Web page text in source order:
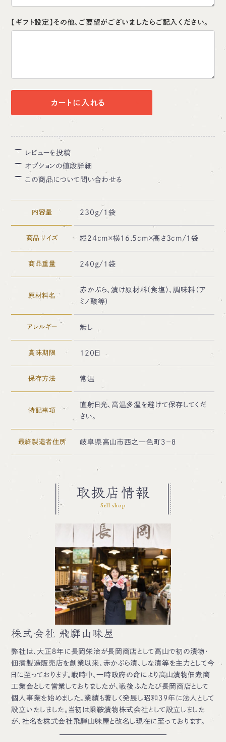
【ギフト設定】その他、ご要望がございましたらご記入ください。
カートに入れる
レビューを投稿
オプションの値段詳細
この商品について問い合わせる
内容量 230ｇ/1袋
商品サイズ 縦24cm×横16.5cm×高さ3cm/1袋
商品重量 240ｇ/1袋
原材料名
赤かぶら、漬け原材料(食塩）、調味料（ア
ミノ酸等）
アレルギー 無し
賞味期限 120日
保存方法 常温
特記事項
直射日光、高温多湿を避けて保存してくだ
さい。
最終製造者住所 岐阜県高山市西之一色町３－８
取扱店情報
Sell shop
株式会社 飛騨山味屋
弊社は、大正８年に長岡栄治が長岡商店として高山で初の漬物・
佃煮製造販売店を創業以来、赤かぶら漬、しな漬等を主力として今
日に至っております。戦時中、一時政府の命により高山漬物佃煮商
工業会として営業しておりましたが、戦後ふたたび長岡商店として
個人事業を始めました。業績も著しく発展し昭和３９年に法人として
設立いたしました。当初は乗鞍漬物株式会社として設立しました
が、社名を株式会社飛騨山味屋と改名し現在に至っております。